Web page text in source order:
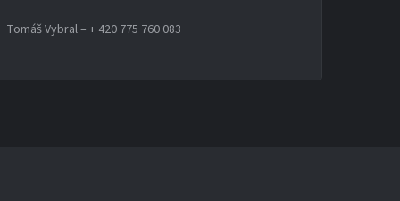
Tomáš Vybral – + 420 775 760 083